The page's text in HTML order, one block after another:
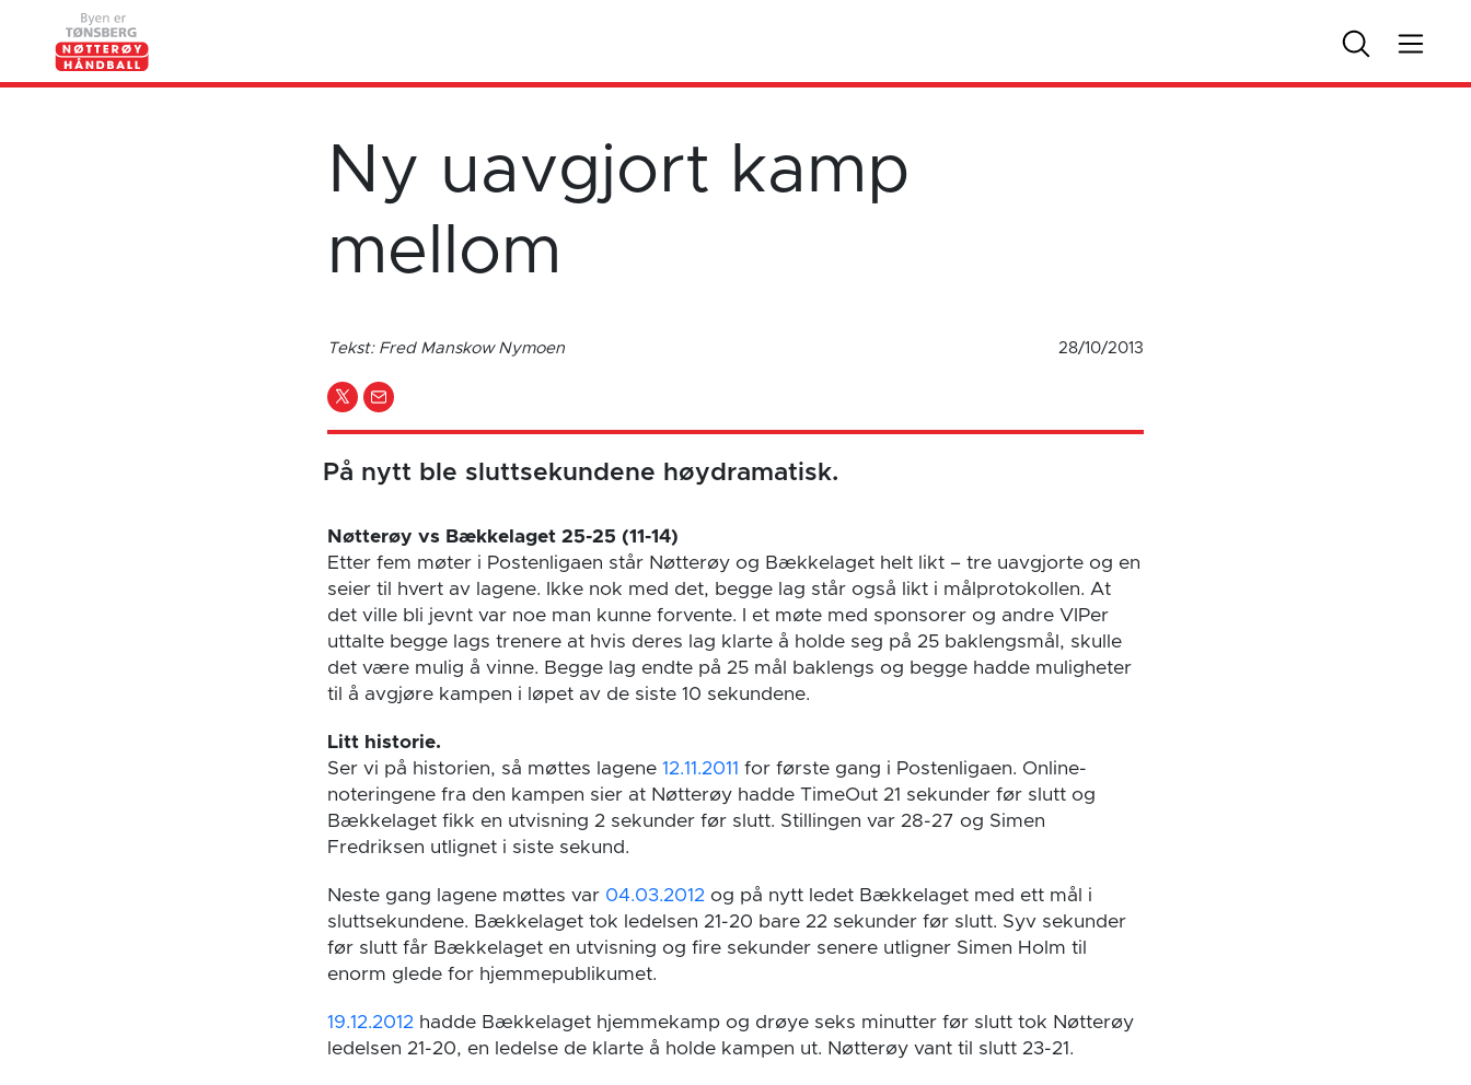
Ny uavgjort kamp
mellom
Tekst: Fred Manskow Nymoen 28/10/2013
På nytt ble sluttsekundene høydramatisk.
Nøtterøy vs Bækkelaget 25-25 (11-14)
Etter fem møter i Postenligaen står Nøtterøy og Bækkelaget helt likt – tre uavgjorte og en
seier til hvert av lagene. Ikke nok med det, begge lag står også likt i målprotokollen. At
det ville bli jevnt var noe man kunne forvente. I et møte med sponsorer og andre VIPer
uttalte begge lags trenere at hvis deres lag klarte å holde seg på 25 baklengsmål, skulle
det være mulig å vinne. Begge lag endte på 25 mål baklengs og begge hadde muligheter
til å avgjøre kampen i løpet av de siste 10 sekundene.
Litt historie.
Ser vi på historien, så møttes lagene12.11.2011 for første gang i Postenligaen. Online-
noteringene fra den kampen sier at Nøtterøy hadde TimeOut 21 sekunder før slutt og
Bækkelaget fikk en utvisning 2 sekunder før slutt. Stillingen var 28-27 og Simen
Fredriksen utlignet i siste sekund.
Neste gang lagene møttes var 04.03.2012 og på nytt ledet Bækkelaget med ett mål i
sluttsekundene. Bækkelaget tok ledelsen 21-20 bare 22 sekunder før slutt. Syv sekunder
før slutt får Bækkelaget en utvisning og fire sekunder senere utligner Simen Holm til
enorm glede for hjemmepublikumet.
19.12.2012 hadde Bækkelaget hjemmekamp og drøye seks minutter før slutt tok Nøtterøy
ledelsen 21-20, en ledelse de klarte å holde kampen ut. Nøtterøy vant til slutt 23-21.